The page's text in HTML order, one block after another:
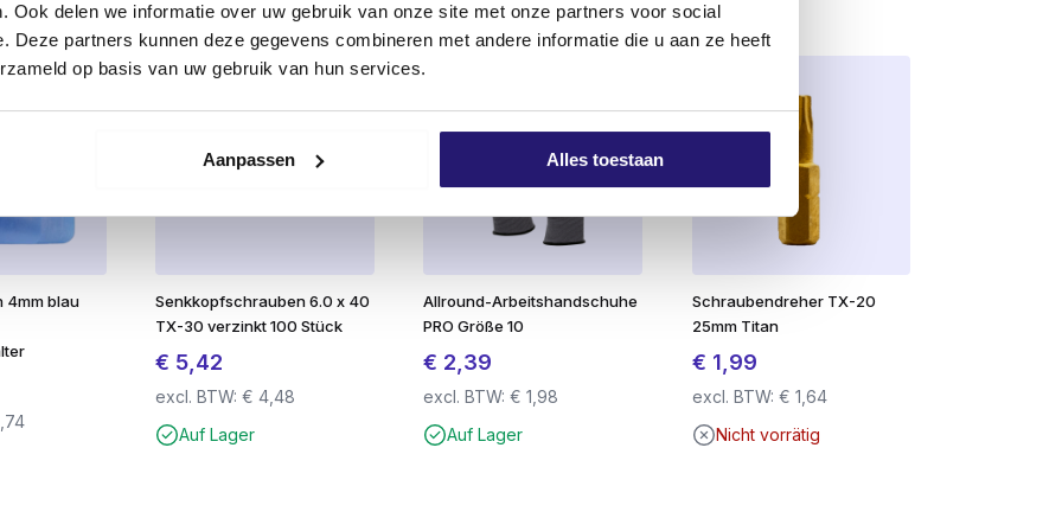
Ook delen we informatie over uw gebruik van onze site met onze partners voor social
Deze partners kunnen deze gegevens combineren met andere informatie die u aan ze heeft
op basis van uw gebruik van hun services.
Aanpassen Alles toestaan
erfordert dies oft viel mehr Druck.
brechen unter hoher Schraubendreherbelastung
sind spürbar leichterals die fast aller anderen auf dem Markt erhältlichen Marken.
5,0 und 6,0 Durchmesser ist der Einschraubwiderstand um 25-30 % geringer.
haben aufgrund des speziellen an der Spitze eingeringes Spaltrisiko
oder einer Leiste verwendet wird.
Torx (TX) Antrieb. Die Schraube ist mit einem doppelten Flachkopf ausgestattet, der sie zu
Version erhältlich.
breiten Palette von Anwendungen eingesetzt und garantieren eine problemlose Verarbeitung. Die
kontrolliert. So können Sie sicher sein, dass Sie nur mit hochwertigen Schrauben arbeiten, die
tragen daher ein CE- und ein ETA-Gütesiegel, mit denen der Hersteller angibt, dass das Produkt
Umwelt und Verbraucherschutz entspricht.
4mm blau
Senkkopfschrauben 6.0 x 40
TX-30 verzinkt 100 Stück
€ 5,42
excl. BTW:€ 4,48
Auf Lager
Allround-Arbeitshandschuhe
PRO Größe 10
€ 2,39
excl. BTW:€ 1,98
Auf Lager
Schraubendreher TX-20
25mm Titan
€ 1,99
excl. BTW: € 1,64
Nicht vorrätig